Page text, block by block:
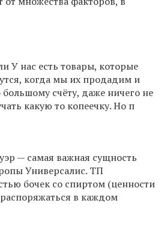
У нас есть товары, которые
когда мы их продадим и
счёту, даже ничего не
какую то копеечку. Но п
— самая важная сущность
Универсалис. ТП
бочек со спиртом (ценности
в каждом